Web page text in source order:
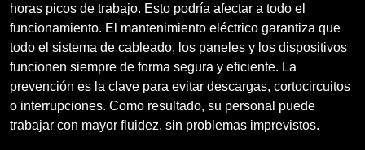
horas picos de trabajo. Esto podría afectar a todo el
funcionamiento. El mantenimiento eléctrico garantiza que
todo el sistema de cableado, los paneles y los dispositivos
funcionen siempre de forma segura y eficiente. La
prevención es la clave para evitar descargas, cortocircuitos
o interrupciones. Como resultado, su personal puede
trabajar con mayor fluidez, sin problemas imprevistos.